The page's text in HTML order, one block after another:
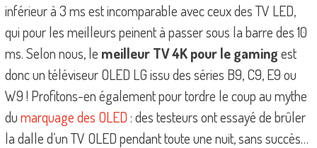
inférieur à 3 ms est incomparable avec ceux des TV LED,
qui pour les meilleurs peinent à passer sous la barre des 10
ms. Selon nous, le meilleur TV 4K pour le gamingest
donc un téléviseur OLED LG issu des séries B9, C9, E9 ou
W9 ! Profitons-en également pour tordre le coup au mythe
dumarquage des OLED : des testeurs ont essayé de brûler
la dalle d’un TV OLED pendant toute une nuit, sans succès…